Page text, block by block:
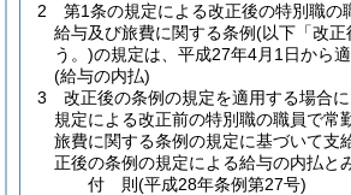
2
第1条の規定による改正後の特別職の
給与及び旅費に関する条例(以下「改正
う。)の規定は、平成27年4月1日から適
(給与の内払)
3
改正後の条例の規定を適用する場合
規定による改正前の特別職の職員で常
旅費に関する条例の規定に基づいて支
正後の条例の規定による給与の内払と
付 則(平成28年条例第27号)